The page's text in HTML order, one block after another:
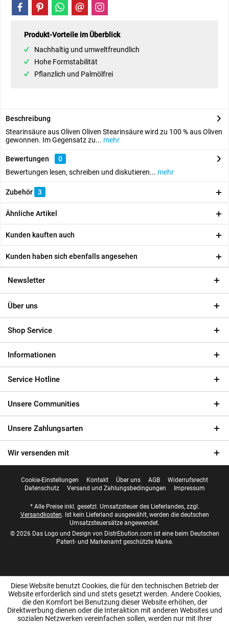
Produkt-Vorteile im Überblick
Nachhaltig und umweltfreundlich
Hohe Formstabilität
Pflanzlich und Palmölfrei
Beschreibung
Stearinsäure aus Oliven Oliven Stearinsäure wird zu 100 % aus Oliven
gewonnen. Im Gegensatz zu... mehr
Bewertungen
0
Bewertungen lesen, schreiben und diskutieren... mehr
Zubehör 3
Ähnliche Artikel
Kunden kauften auch
Kunden haben sich ebenfalls angesehen
Newsletter
Über uns
Shop Service
Informationen
Service Hotline
Unsere Communities
Unsere Zahlungsarten
Wir versenden mit
Cookie-Einstellungen Kontakt Über uns AGB
Widerrufsrecht
Datenschutz
Versand und Zahlungsbedingungen Impressum
* Alle Preise inkl. gesetzl. Umsatzsteuer des Lieferlandes, zzgl.
Versandkosten. Ist kein Lieferland ausgewählt, werden die deutschen
Umsatzsteuersätze angewendet.
© 2026 Das Logo und Design von DistrEbution.com ist eine beim Deutschen
Patent- und Markenamt geschützte Marke.
Diese Website benutzt Cookies, die für den technischen Betrieb der
Website erforderlich sind und stets gesetzt werden. Andere Cookies,
die den Komfort bei Benutzung dieser Website erhöhen, der
Direktwerbung dienen oder die Interaktion mit anderen Websites und
sozialen Netzwerken vereinfachen sollen, werden nur mit Ihrer